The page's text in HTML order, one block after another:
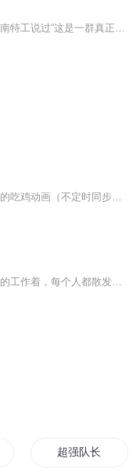
超强队长